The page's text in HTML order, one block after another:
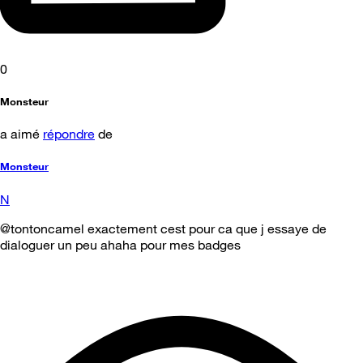
0
Monsteur
a aimé répondre de
Monsteur
N
@tontoncamel exactement cest pour ca que j essaye de
dialoguer un peu ahaha pour mes badges